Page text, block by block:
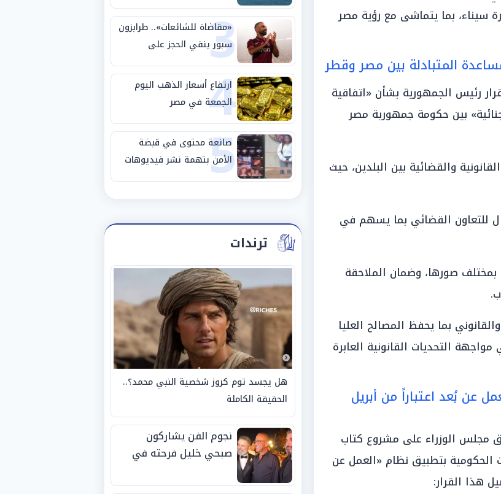
سيناء، بما يتماشى مع رؤية مصر
المتبادلة بين مصر وقطر
رئيس الجمهورية بشأن «اتفاقية
بين حكومة جمهورية مصر
والقضائية بين البلدين، حيث
للتعاون القضائي بما يسهم في
بمختلف صورها، وضمان الملاحقة
بما يحفظ المصالح العليا
التحديات القانونية العابرة
عن بُعد اعتباراً من أبريل
مجلس الوزراء على مشروع كتاب
الحكومية بتطبيق نظام «العمل عن
هذا القرار:
والظواهر الجوية
3
«مقاضاة للشائعات».. طرابزون
سبور ينفي الحجز على
مستحقات محمد صلاح
4
ارتفاع أسعار الذهب اليوم
الجمعة في مصر
5
صانعة محتوى في قبضة
الأمن بتهمة نشر فيديوهات
خادشة للحياء
ترندات
هل يجسد توم كروز شخصية النبي محمد؟..
الحقيقة الكاملة
نجوم الفن يشاركون
صبحي خليل فرحته في